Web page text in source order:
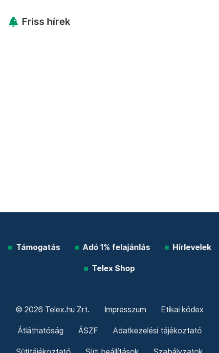
Friss hírek
Támogatás Adó 1% felajánlás Hírlevelek
Telex Shop
© 2026 Telex.hu Zrt. Impresszum Etikai kódex
Átláthatóság ÁSZF Adatkezelési tájékoztató